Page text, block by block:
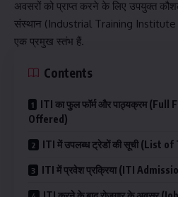
अवसरों को प्राप्त करने के लिए उपयुक्त
संस्थान (Industrial Training Institute
एक प्रमुख स्तंभ हैं.
Contents
ITI का फुल फॉर्म और पाठ्यक्रम
Offered)
ITI में उपलब्ध ट्रेडों की सूची (List
ITI में प्रवेश प्रक्रिया (ITI